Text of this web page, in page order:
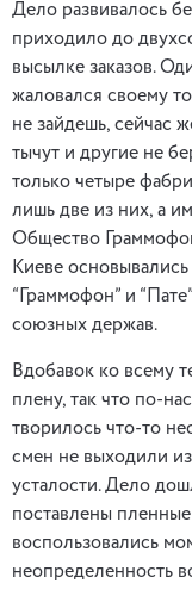
Дело развивалось
приходило до
высылке заказов.
жаловался своему
не зайдешь, сейчас
тычут и другие не
только четыре
лишь две из них, а
Общество
Киеве
“Граммофон” и
союзных держав.
Вдобавок ко всему
плену, так что по-
творилось что-то
смен не выходили
усталости. Дело
поставлены
воспользовались
неопределенность